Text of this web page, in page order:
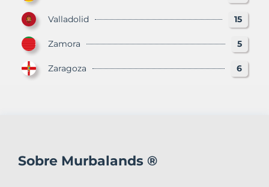
Valladolid 15
Zamora 5
Zaragoza 6
Sobre Murbalands ®